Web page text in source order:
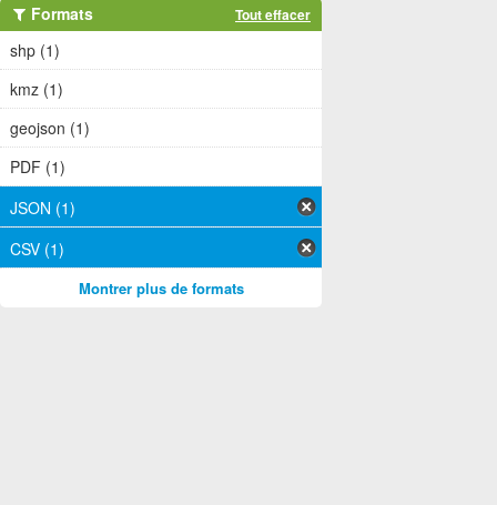
Formats Tout effacer
shp (1)
kmz (1)
geojson (1)
PDF (1)
JSON (1)
CSV (1)
Montrer plus de formats